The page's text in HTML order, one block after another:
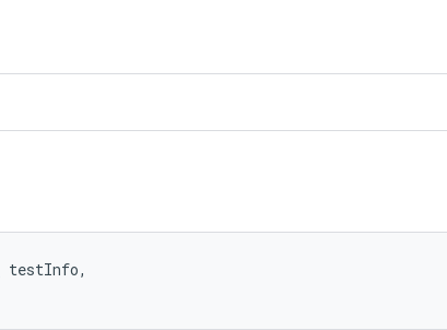
testInfo,